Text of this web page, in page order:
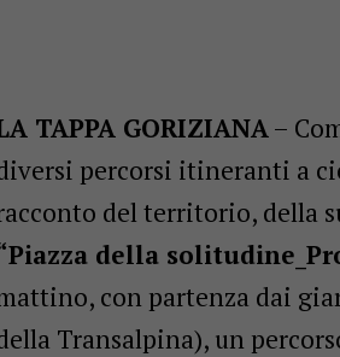
TAPPA GORIZIANA–
percorsi itineranti a
del territorio, della
della
con partenza dai
Transalpina), un